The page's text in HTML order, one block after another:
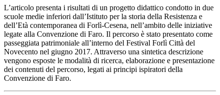
L’articolo presenta i risultati di un progetto didattico condotto in due
scuole medie inferiori dall’Istituto per la storia della Resistenza e
dell’Età contemporanea di Forlì-Cesena, nell’ambito delle iniziative
legate alla Convenzione di Faro. Il percorso è stato presentato come
passeggiata patrimoniale all’interno del Festival Forlì Città del
Novecento nel giugno 2017. Attraverso una sintetica descrizione
vengono esposte le modalità di ricerca, elaborazione e presentazione
dei contenuti del percorso, legati ai principi ispiratori della
Convenzione di Faro.